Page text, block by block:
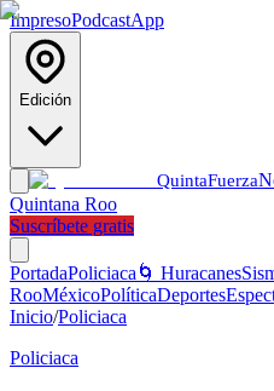
ImpresoPodcastApp
Edición
QuintaFuerza
Quintana Roo
Suscríbete gratis
PortadaPoliciaca 🌀 Huracanes
RooMéxicoPolíticaDeportes
Inicio/Policiaca
Policiaca